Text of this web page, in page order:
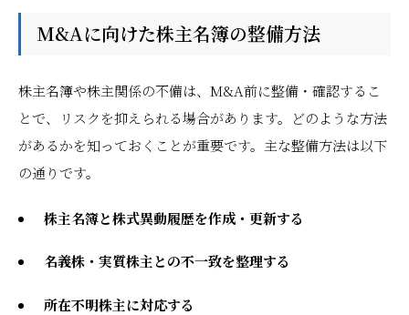
M&Aに向けた株主名簿の整備方法
株主名簿や株主関係の不備は、M&A前に整備・確認するこ
とで、リスクを抑えられる場合があります。どのような方法
があるかを知っておくことが重要です。主な整備方法は以下
の通りです。
株主名簿と株式異動履歴を作成・更新する
名義株・実質株主との不一致を整理する
所在不明株主に対応する